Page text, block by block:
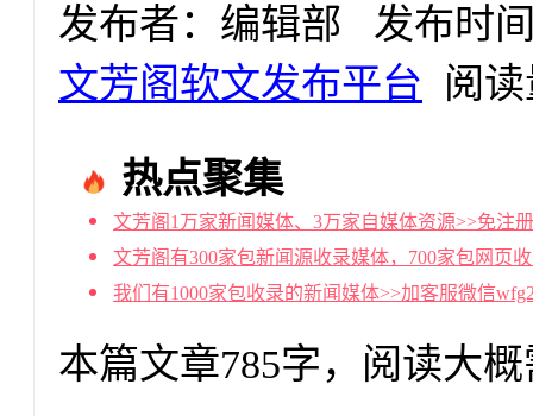
发布者：编辑部 发布时间
文芳阁软文发布平台 阅读
热点聚集
文芳阁1万家新闻媒体、3万家自媒体资源>>免注
文芳阁有300家包新闻源收录媒体，700家包网页
我们有1000家包收录的新闻媒体>>加客服微信
本篇文章785字，阅读大